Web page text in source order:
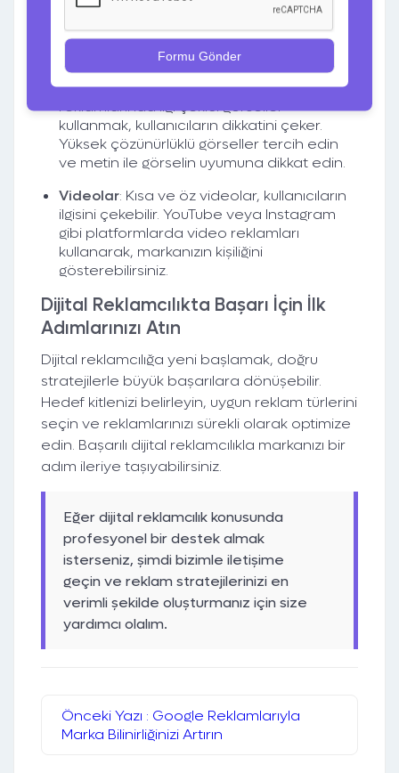
ve video içerikler oldukça önemlidir. Bu
içerikler, markanızın mesajını daha hızlı ve
etkili bir şekilde iletmenizi sağlar. Örneğin:
Görseller: Özellikle sosyal medya
reklamlarında ilgi çekici görseller
kullanmak, kullanıcıların dikkatini çeker.
Yüksek çözünürlüklü görseller tercih edin
ve metin ile görselin uyumuna dikkat edin.
Videolar: Kısa ve öz videolar, kullanıcıların
ilgisini çekebilir. YouTube veya Instagram
gibi platformlarda video reklamları
kullanarak, markanızın kişiliğini
gösterebilirsiniz.
Dijital Reklamcılıkta Başarı İçin İlk
Adımlarınızı Atın
Dijital reklamcılığa yeni başlamak, doğru
stratejilerle büyük başarılara dönüşebilir.
Hedef kitlenizi belirleyin, uygun reklam türlerini
seçin ve reklamlarınızı sürekli olarak optimize
edin. Başarılı dijital reklamcılıkla markanızı bir
adım ileriye taşıyabilirsiniz.
Eğer dijital reklamcılık konusunda
profesyonel bir destek almak
isterseniz, şimdi bizimle iletişime
geçin ve reklam stratejilerinizi en
verimli şekilde oluşturmanız için size
yardımcı olalım.
Önceki Yazı : Google Reklamlarıyla
Marka Bilinirliğinizi Artırın